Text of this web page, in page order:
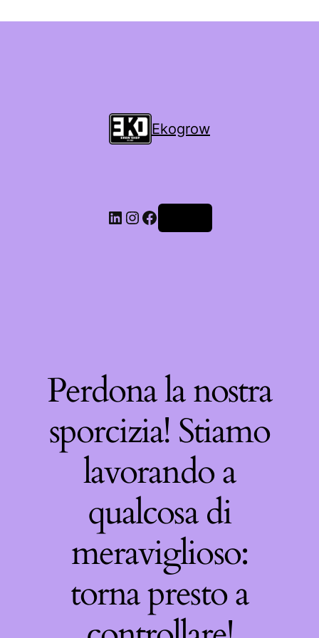
Ekogrow
Perdona la nostra
sporcizia! Stiamo
lavorando a
qualcosa di
meraviglioso:
torna presto a